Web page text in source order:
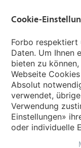
Forbo Movement
Land auswählen
Land auswählen
Cookie-
Forbo respektiert
Daten. Um Ihnen
bieten zu
Webseite
Absolut
verwendet,
Verwendung
Einstellungen»
oder individuelle